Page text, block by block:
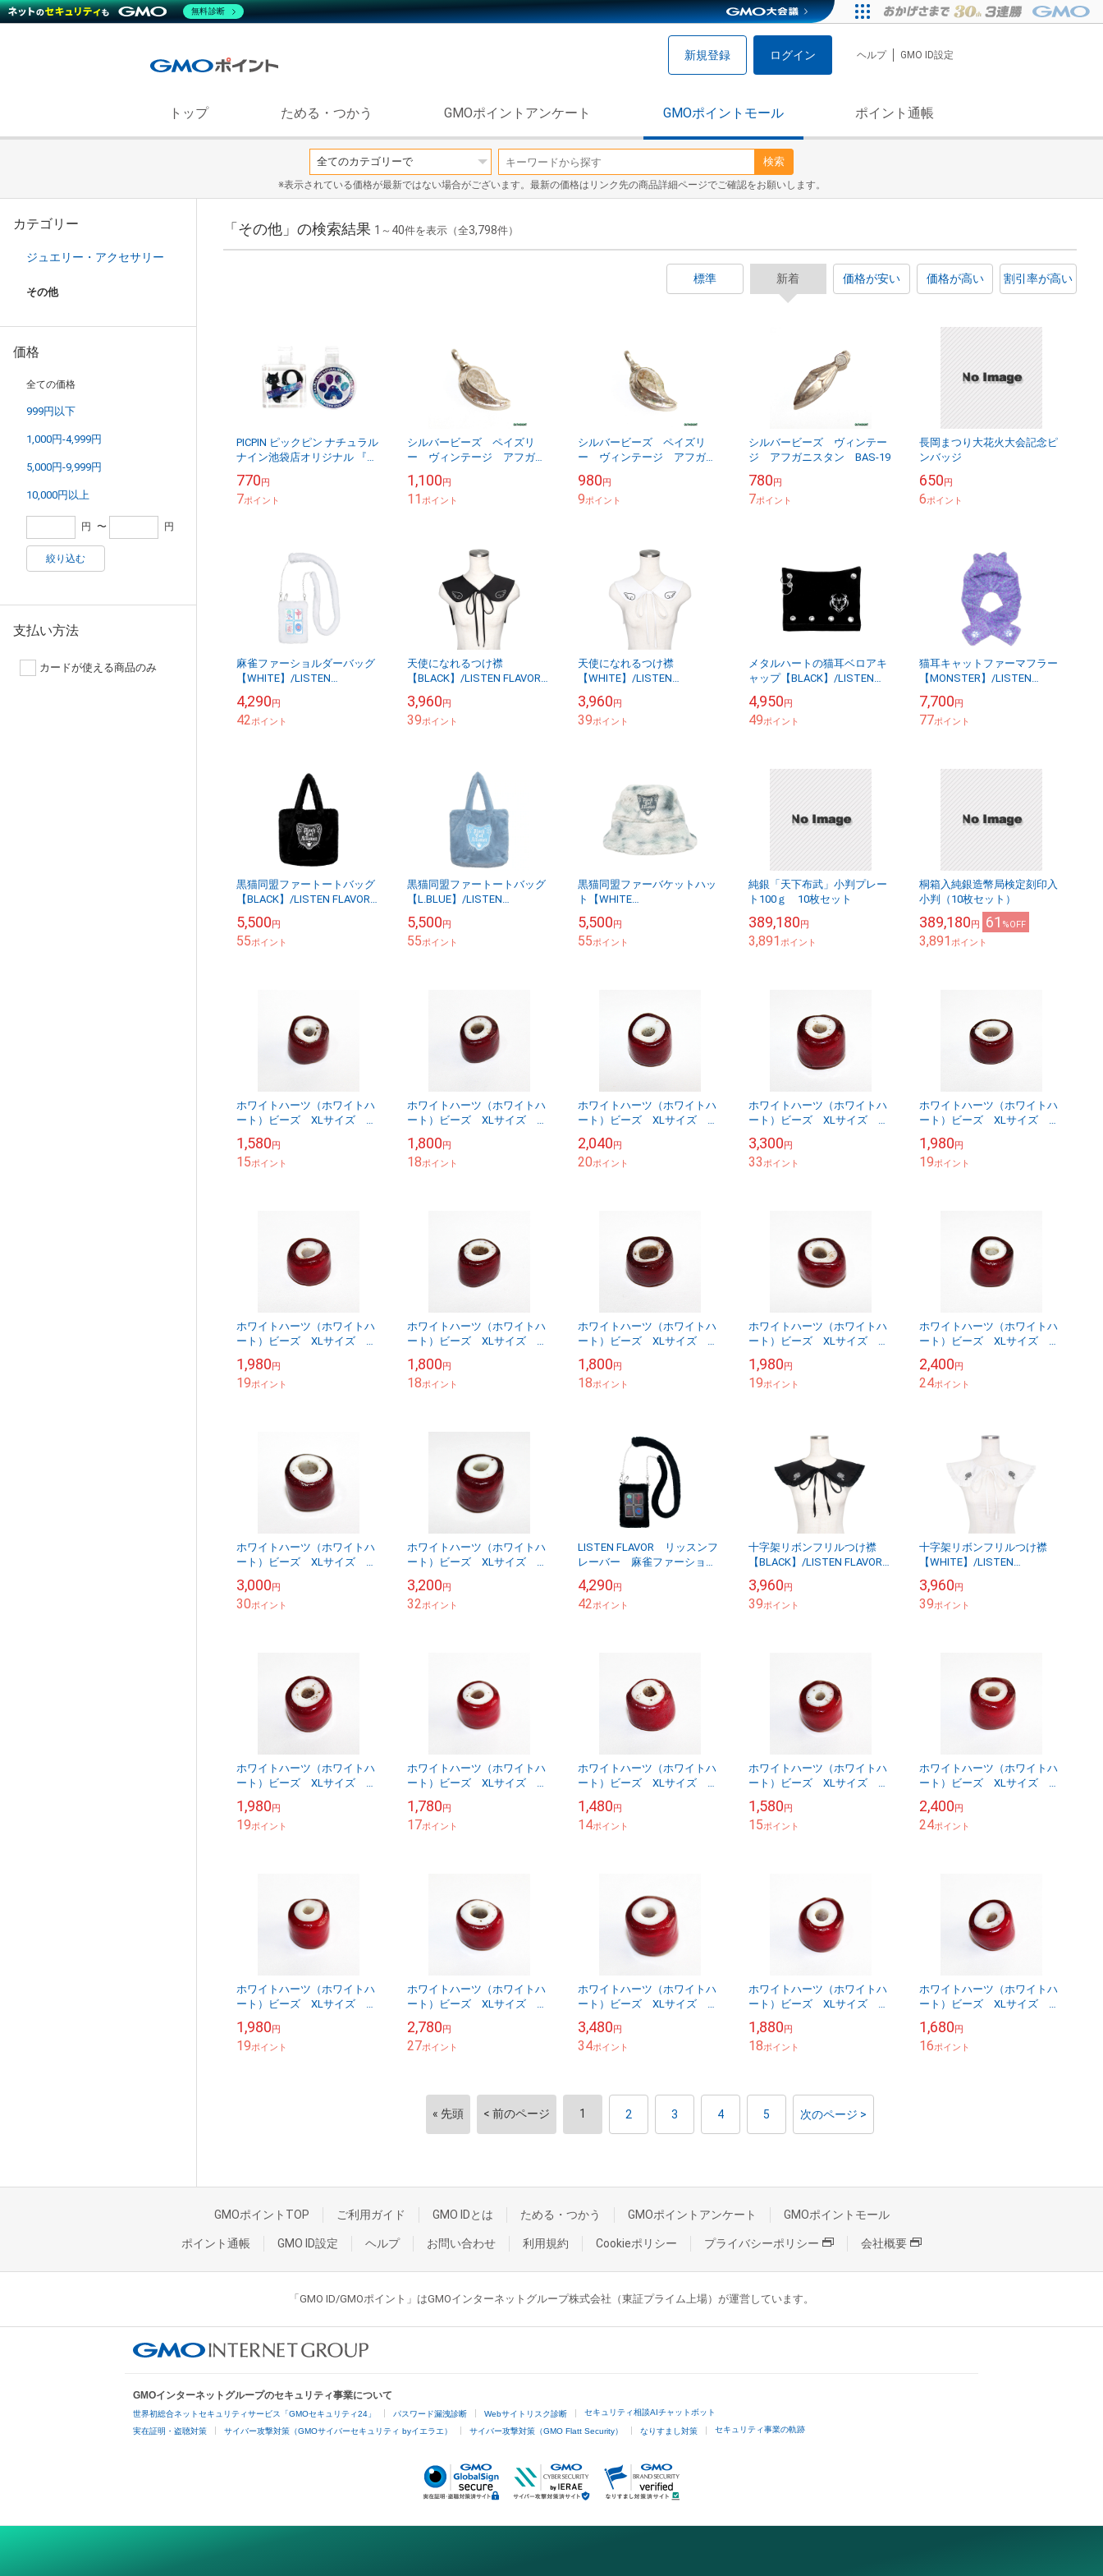
新規登録 ログイン ヘルプ GMO ID設定
トップ ためる・つかう GMOポイントアンケート GMOポイントモール ポイント通帳
検索
※表示されている価格が最新ではない場合がございます。最新の価格はリンク先の商品詳細ページでご確認をお願いします。
カテゴリー
ジュエリー・アクセサリー
その他
価格
全ての価格
999円以下
1,000円-4,999円
5,000円-9,999円
10,000円以上
円 〜 円
絞り込む
支払い方法
カードが使える商品のみ
「その他」の検索結果 1 ～ 40件を表示（全3,798件）
標準 新着 価格が安い 価格が高い 割引率が高い
PICPIN ピックピン ナチュラル
ナイン池袋店オリジナル 『イ
クセサリー
770円
7ポイント
シルバービーズ ペイズリ
ー ヴィンテージ アフガニ
1,100円
11ポイント
シルバービーズ ペイズリ
ー ヴィンテージ アフガニ
980円
9ポイント
シルバービーズ ヴィンテー
ジ アフガニスタン BAS-19
780円
7ポイント
長岡まつり大花火大会記念ピ
ンバッジ
650円
6ポイント
麻雀ファーショルダーバッグ
【WHITE】/LISTEN
4,290円
42ポイント
天使になれるつけ襟
【BLACK】/LISTEN FLAVOR
3,960円
39ポイント
天使になれるつけ襟
【WHITE】/LISTEN
3,960円
39ポイント
メタルハートの猫耳ベロアキ
ャップ【BLACK】/LISTEN
4,950円
49ポイント
猫耳キャットファーマフラー
【MONSTER】/LISTEN
7,700円
77ポイント
黒猫同盟ファートートバッグ
【BLACK】/LISTEN FLAVOR
5,500円
55ポイント
黒猫同盟ファートートバッグ
【L.BLUE】/LISTEN
5,500円
55ポイント
黒猫同盟ファーバケットハッ
ト【WHITE
リッスンフレーバー
5,500円
55ポイント
純銀「天下布武」小判プレー
ト100ｇ 10枚セット
389,180円
3,891ポイント
桐箱入純銀造幣局検定刻印入
小判（10枚セット）
389,180円 61 %OFF
3,891ポイント
ホワイトハーツ（ホワイトハ
ート）ビーズ XLサイズ ア
1,580円
15ポイント
ホワイトハーツ（ホワイトハ
ート）ビーズ XLサイズ ア
1,800円
18ポイント
ホワイトハーツ（ホワイトハ
ート）ビーズ XLサイズ ア
2,040円
20ポイント
ホワイトハーツ（ホワイトハ
ート）ビーズ XLサイズ ア
3,300円
33ポイント
ホワイトハーツ（ホワイトハ
ート）ビーズ XLサイズ ア
1,980円
19ポイント
ホワイトハーツ（ホワイトハ
ート）ビーズ XLサイズ ア
1,980円
19ポイント
ホワイトハーツ（ホワイトハ
ート）ビーズ XLサイズ ア
1,800円
18ポイント
ホワイトハーツ（ホワイトハ
ート）ビーズ XLサイズ ア
1,800円
18ポイント
ホワイトハーツ（ホワイトハ
ート）ビーズ XLサイズ ア
1,980円
19ポイント
ホワイトハーツ（ホワイトハ
ート）ビーズ XLサイズ ア
2,400円
24ポイント
ホワイトハーツ（ホワイトハ
ート）ビーズ XLサイズ ア
3,000円
30ポイント
ホワイトハーツ（ホワイトハ
ート）ビーズ XLサイズ ア
3,200円
32ポイント
LISTEN FLAVOR リッスンフ
レーバー 麻雀ファーショル
4,290円
42ポイント
十字架リボンフリルつけ襟
【BLACK】/LISTEN FLAVOR
3,960円
39ポイント
十字架リボンフリルつけ襟
【WHITE】/LISTEN
3,960円
39ポイント
ホワイトハーツ（ホワイトハ
ート）ビーズ XLサイズ ア
1,980円
19ポイント
ホワイトハーツ（ホワイトハ
ート）ビーズ XLサイズ ア
1,780円
17ポイント
ホワイトハーツ（ホワイトハ
ート）ビーズ XLサイズ ア
1,480円
14ポイント
ホワイトハーツ（ホワイトハ
ート）ビーズ XLサイズ ア
1,580円
15ポイント
ホワイトハーツ（ホワイトハ
ート）ビーズ XLサイズ ア
2,400円
24ポイント
ホワイトハーツ（ホワイトハ
ート）ビーズ XLサイズ ア
1,980円
19ポイント
ホワイトハーツ（ホワイトハ
ート）ビーズ XLサイズ ア
2,780円
27ポイント
ホワイトハーツ（ホワイトハ
ート）ビーズ XLサイズ ア
3,480円
34ポイント
ホワイトハーツ（ホワイトハ
ート）ビーズ XLサイズ ア
1,880円
18ポイント
ホワイトハーツ（ホワイトハ
ート）ビーズ XLサイズ ア
1,680円
16ポイント
« 先頭 < 前のページ 1 2 3 4 5 次のページ >
GMOポイントTOP ご利用ガイド GMO IDとは ためる・つかう GMOポイントアンケート GMOポイントモール
ポイント通帳 GMO ID設定 ヘルプ お問い合わせ 利用規約 Cookieポリシー プライバシーポリシー 会社概要
「GMO ID/GMOポイント」はGMOインターネットグループ株式会社（東証プライム上場）が運営しています。
GMOインターネットグループのセキュリティ事業について
世界初総合ネットセキュリティサービス「GMOセキュリティ24」 パスワード漏洩診断 Webサイトリスク診断 セキュリティ相談AIチャットボット
実在証明・盗聴対策 サイバー攻撃対策（GMOサイバーセキュリティ byイエラエ） サイバー攻撃対策（GMO Flatt Security） なりすまし対策 セキュリティ事業の軌跡
無料診断